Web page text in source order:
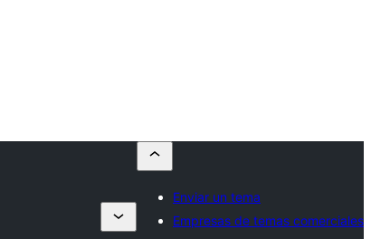
Enviar un tema
Empresas de temas comerciales